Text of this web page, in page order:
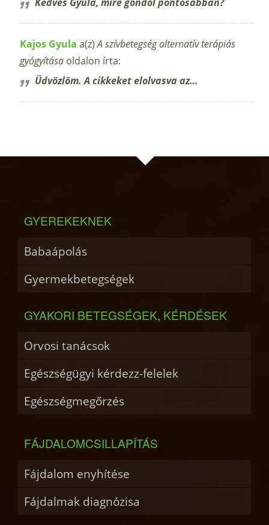
Kajos Gyula a(z)A szívbetegség alternatív terápiás
gyógyítása oldalon írta:
Üdvözlöm. A cikkeket elolvasva az…
GYEREKEKNEK
Babaápolás
Gyermekbetegségek
GYAKORI BETEGSÉGEK, KÉRDÉSEK
Orvosi tanácsok
Egészségügyi kérdezz-felelek
Egészségmegőrzés
FÁJDALOMCSILLAPÍTÁS
Fájdalom enyhítése
Fájdalmak diagnózisa